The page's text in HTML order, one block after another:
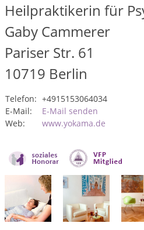
Heilpraktikerin für
Gaby Cammerer
Pariser Str. 61
10719 Berlin
Telefon: +4915153064034
E-Mail:
E-Mail senden
Web:
www.yokama.de